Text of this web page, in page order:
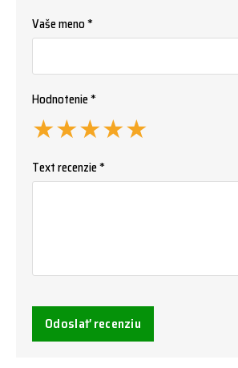
Vaše meno *
Hodnotenie *
★
★
★
★
★
Text recenzie *
Odoslať recenziu